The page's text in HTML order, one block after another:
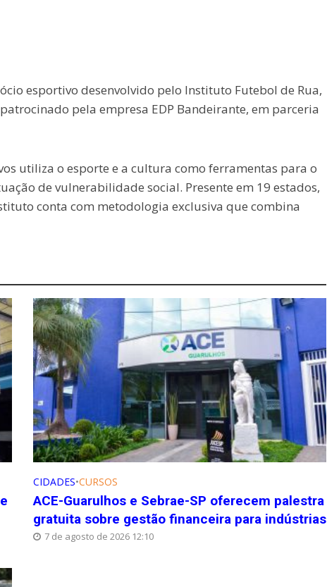
esportivo desenvolvido pelo Instituto Futebol de Rua,
pela empresa EDP Bandeirante, em parceria
utiliza o esporte e a cultura como ferramentas para o
de vulnerabilidade social. Presente em 19 estados,
conta com metodologia exclusiva que combina
CIDADES•CURSOS
ACE-Guarulhos e Sebrae-SP oferecem palestra
gratuita sobre gestão financeira para indústrias
7 de agosto de 2026 12:10